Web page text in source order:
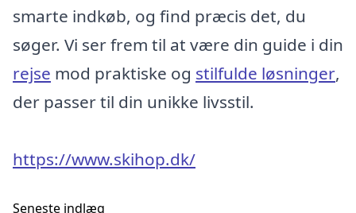
smarte indkøb, og find præcis det, du
søger. Vi ser frem til at være din guide i din
rejse mod praktiske og stilfulde løsninger,
der passer til din unikke livsstil.
https://www.skihop.dk/
Seneste indlæg